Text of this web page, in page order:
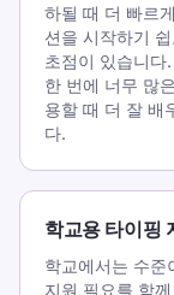
하될 때 더 빠르
션을 시작하기
초점이 있습니다
한 번에 너무 많
용할 때 더 잘 배
다.
학교용 타이핑
학교에서는 수준
지원 필요를 함